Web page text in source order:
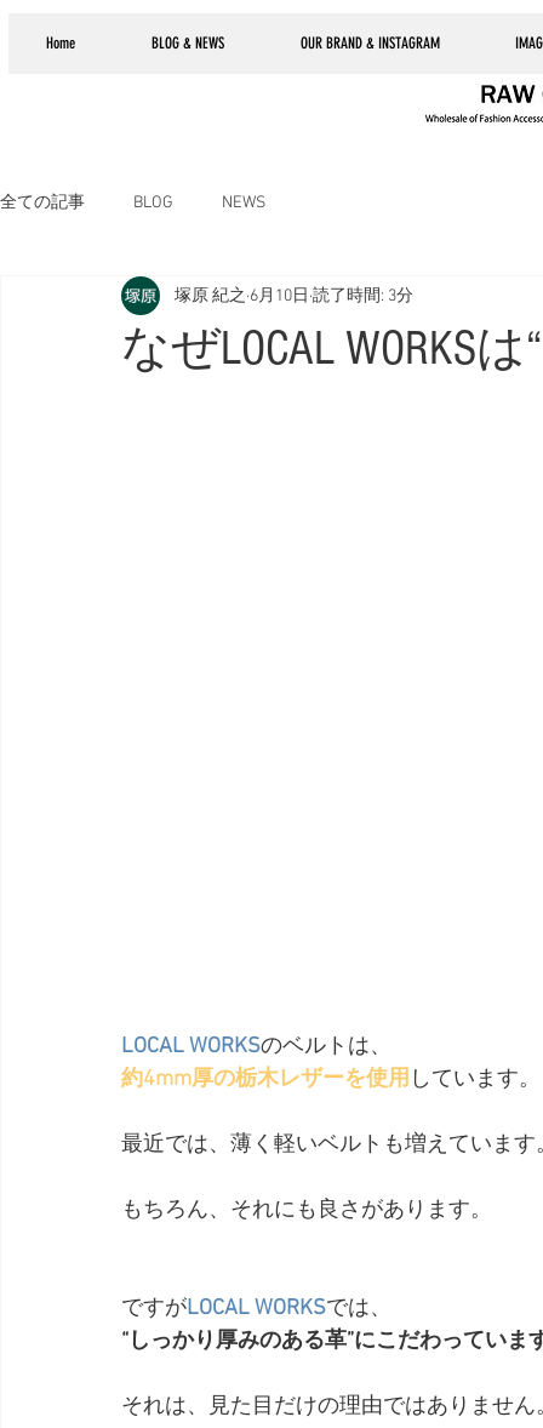
Home BLOG & NEWS OUR BRAND & INSTAGRAM
全ての記事 BLOG NEWS
なぜLOCAL
塚原 紀之 6月10日 読了時間: 3分
LOCAL WORKSのベルトは、
約4mm厚の栃木レザーを使用 しています。
最近では、薄く軽いベルトも増えています
もちろん、それにも良さがあります。
ですがLOCAL WORKSでは、
“しっかり厚みのある革”にこだわっていま
それは、見た目だけの理由ではありません